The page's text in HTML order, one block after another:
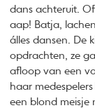
dans achteruit.
aap! Batja,
álles dansen. De
opdrachten, ze
afloop van een
haar
een blond meisje